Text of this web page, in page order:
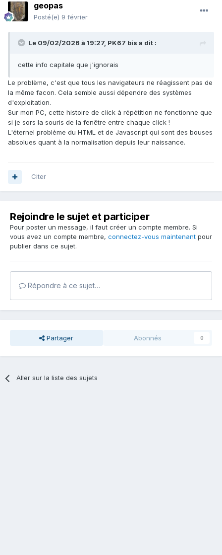
geopas
Posté(e) 9 février
Le 09/02/2026 à 19:27, PK67 bis a dit :
cette info capitale que j'ignorais
Le problème, c'est que tous les navigateurs ne réagissent pas de
la même facon. Cela semble aussi dépendre des systèmes
d'exploitation.
Sur mon PC, cette histoire de click à répétition ne fonctionne que
si je sors la souris de la fenêtre entre chaque click !
L'éternel problème du HTML et de Javascript qui sont des bouses
absolues quant à la normalisation depuis leur naissance.
Citer
Rejoindre le sujet et participer
Pour poster un message, il faut créer un compte membre. Si
vous avez un compte membre, connectez-vous maintenant pour
publier dans ce sujet.
Répondre à ce sujet…
Partager Abonnés 0
Aller sur la liste des sujets